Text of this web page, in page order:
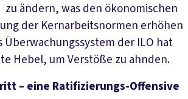
zu ändern, was den ökonomischen
der Kernarbeitsnormen erhöhen
Überwachungssystem der ILO hat
Hebel, um Verstöße zu ahnden.
– eine Ratifizierungs-Offensive